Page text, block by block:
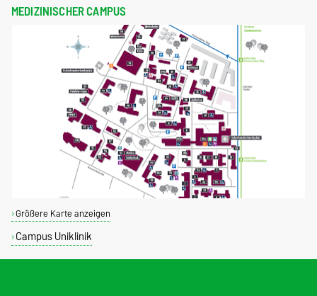
MEDIZINISCHER CAMPUS
Größere Karte anzeigen
Campus Uniklinik